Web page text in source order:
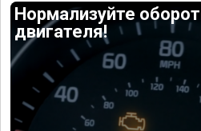
Нормализуйте
двигателя!